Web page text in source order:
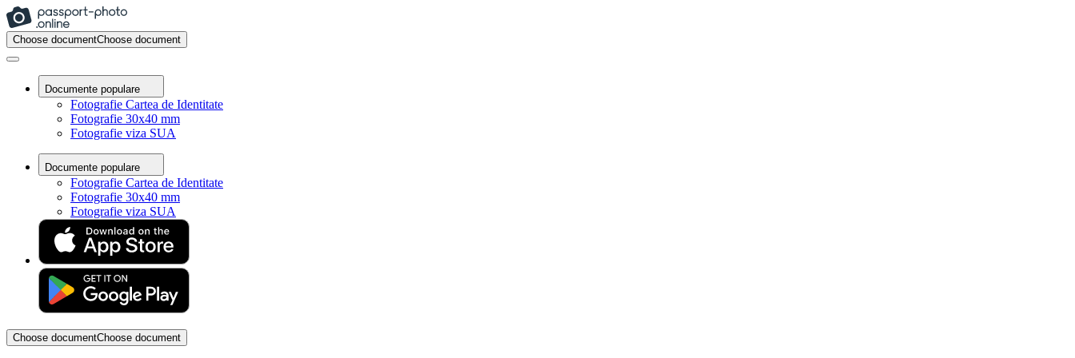
Choose documentChoose document
Documente populare
Fotografie Cartea de Identitate
Fotografie 30x40 mm
Fotografie viza SUA
Documente populare
Fotografie Cartea de Identitate
Fotografie 30x40 mm
Fotografie viza SUA
Choose documentChoose document